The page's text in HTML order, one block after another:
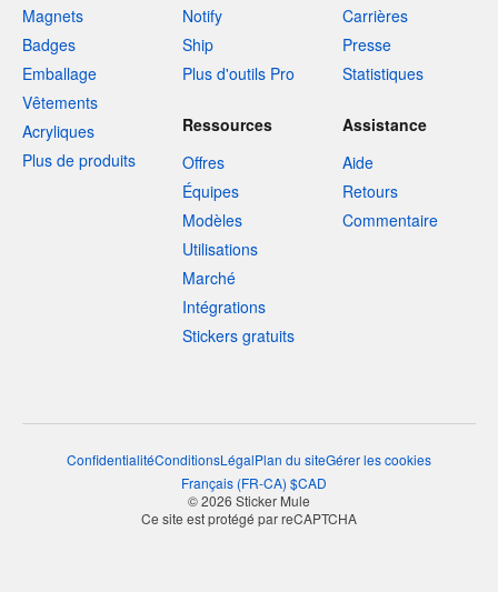
Magnets
Badges
Emballage
Vêtements
Acryliques
Plus de produits
Notify
Ship
Plus d'outils Pro
Carrières
Presse
Statistiques
Ressources
Offres
Équipes
Modèles
Utilisations
Marché
Intégrations
Stickers gratuits
Assistance
Aide
Retours
Commentaire
ConfidentialitéConditionsLégalPlan du siteGérer les cookies
Français(FR-CA) $CAD
© 2026 Sticker Mule
Ce site est protégé par reCAPTCHA